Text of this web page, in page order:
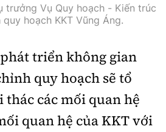
trưởng Vụ Quy hoạch - Kiến trúc
hoạch KKT Vũng Áng.
triển không gian
quy hoạch sẽ tổ
các mối quan hệ
quan hệ của KKT với